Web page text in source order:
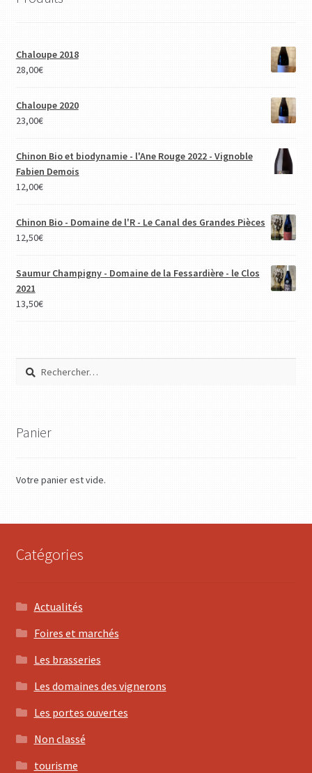
Chaloupe 2018
28,00€
Chaloupe 2020
23,00€
Chinon Bio et biodynamie - l'Ane Rouge 2022 - Vignoble
Fabien Demois
12,00€
Chinon Bio - Domaine de l'R - Le Canal des Grandes Pièces
12,50€
Saumur Champigny - Domaine de la Fessardière - le Clos
2021
13,50€
Rechercher :
Panier
Votre panier est vide.
Catégories
Actualités
Foires et marchés
Les brasseries
Les domaines des vignerons
Les portes ouvertes
Non classé
tourisme